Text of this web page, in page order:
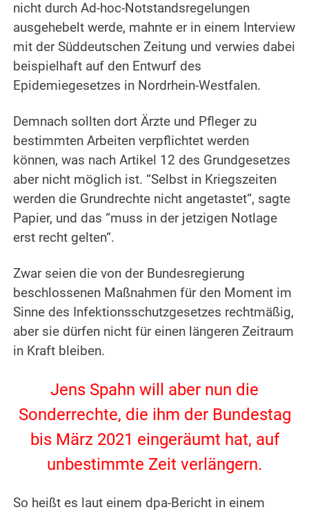
nicht durch Ad-hoc-Notstandsregelungen
ausgehebelt werde, mahnte er in einem Interview
mit der Süddeutschen Zeitung und verwies dabei
beispielhaft auf den Entwurf des
Epidemiegesetzes in Nordrhein-Westfalen.
Demnach sollten dort Ärzte und Pfleger zu
bestimmten Arbeiten verpflichtet werden
können, was nach Artikel 12 des Grundgesetzes
aber nicht möglich ist. “Selbst in Kriegszeiten
werden die Grundrechte nicht angetastet“, sagte
Papier, und das “muss in der jetzigen Notlage
erst recht gelten“.
Zwar seien die von der Bundesregierung
beschlossenen Maßnahmen für den Moment im
Sinne des Infektionsschutzgesetzes rechtmäßig,
aber sie dürfen nicht für einen längeren Zeitraum
in Kraft bleiben.
Jens Spahn will aber nun die
Sonderrechte, die ihm der Bundestag
bis März 2021 eingeräumt hat, auf
unbestimmte Zeit verlängern.
So heißt es laut einem dpa-Bericht in einem